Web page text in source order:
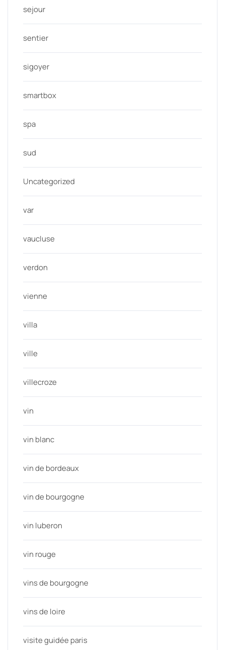
sejour
sentier
sigoyer
smartbox
spa
sud
Uncategorized
var
vaucluse
verdon
vienne
villa
ville
villecroze
vin
vin blanc
vin de bordeaux
vin de bourgogne
vin luberon
vin rouge
vins de bourgogne
vins de loire
visite guidée paris